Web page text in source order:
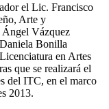
el Lic. Francisco
Arte y
Ángel Vázquez
Bonilla
en Artes
que se realizará el
del ITC, en el marco
2013.